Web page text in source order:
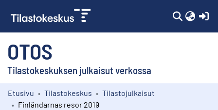
OTOS
Tilastokeskuksen julkaisut verkossa
Kokoelmat
Etusivu Tilastokeskus
Tilastojulkaisut
Finländarnas resor 2019